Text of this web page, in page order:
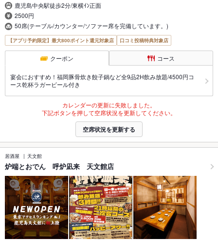
鹿児島中央駅徒歩2分/東横ｲﾝ正面
2500円
50席(テーブル/カウンター/ソファー席を完備しています。)
【アプリ予約限定】最大800ポイント還元対象店 口コミ投稿特典対象店
クーポン コース
宴会におすすめ！福岡豚骨炊き餃子鍋など全9品2H飲み放題/4500円コ
ース乾杯ラガービール付き
カレンダーの更新に失敗しました。
下記ボタンを押して空席状況を更新してください。
空席状況を更新する
居酒屋 天文館
炉端とおでん 呼炉凪来 天文館店